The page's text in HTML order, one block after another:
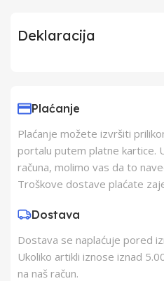
Deklaracija
Proizvođač
Zemlja Uvoza
Plaćanje
Plaćanje možete izvršiti
portalu putem platne kartice.
računa, molimo vas da to
Troškove dostave plaćate
Dostava
Dostava se naplaćuje pored
Ukoliko artikli iznose iznad
na naš račun.